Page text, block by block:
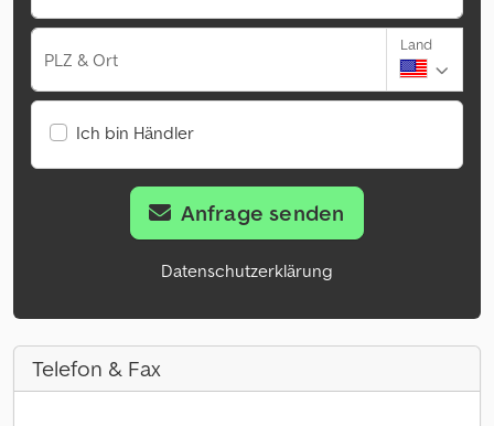
PLZ & Ort
Land
Ich bin Händler
Anfrage senden
Datenschutzerklärung
Telefon & Fax